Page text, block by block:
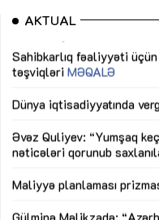
AKTUAL
Sahibkarlıq fəaliyyəti
təşviqləriMƏQALƏ
Dünya iqtisadiyyatında
Əvəz Quliyev: “Yumşaq
nəticələri qorunub
Maliyyə planlaması
Gülminə Məlikzadə: